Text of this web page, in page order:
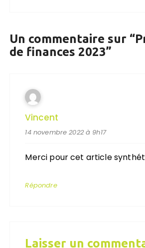
Un commentaire sur “
de finances 2023”
Vincent
14 novembre 2022 à 9h17
Merci pour cet article
Répondre
Laisser un